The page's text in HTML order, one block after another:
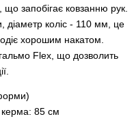
що запобігає ковзанню рук.
коліс - 110 мм, це
хорошим накатом.
Flex, що дозволить
керма: 85 см